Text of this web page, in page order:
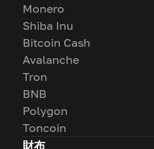
Monero
Shiba Inu
Bitcoin Cash
Avalanche
Tron
BNB
Polygon
Toncoin
財布